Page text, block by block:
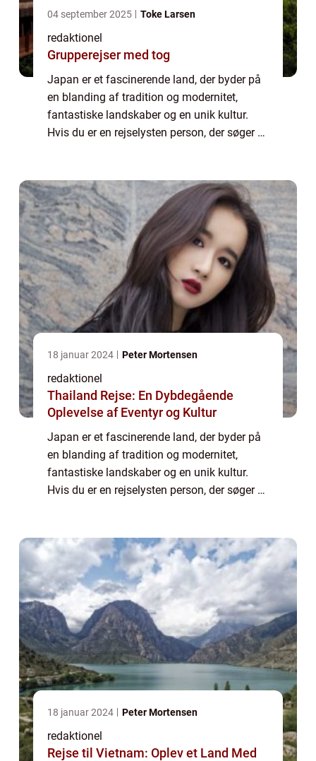
04 september 2025 Toke Larsen
redaktionel
Grupperejser med tog
Japan er et fascinerende land, der byder på
en blanding af tradition og modernitet,
fantastiske landskaber og en unik kultur.
Hvis du er en rejselysten person, der søger at
18 januar 2024 Peter Mortensen
redaktionel
Thailand Rejse: En Dybdegående
Oplevelse af Eventyr og Kultur
Japan er et fascinerende land, der byder på
en blanding af tradition og modernitet,
fantastiske landskaber og en unik kultur.
Hvis du er en rejselysten person, der søger at
18 januar 2024 Peter Mortensen
redaktionel
Rejse til Vietnam: Oplev et Land Med